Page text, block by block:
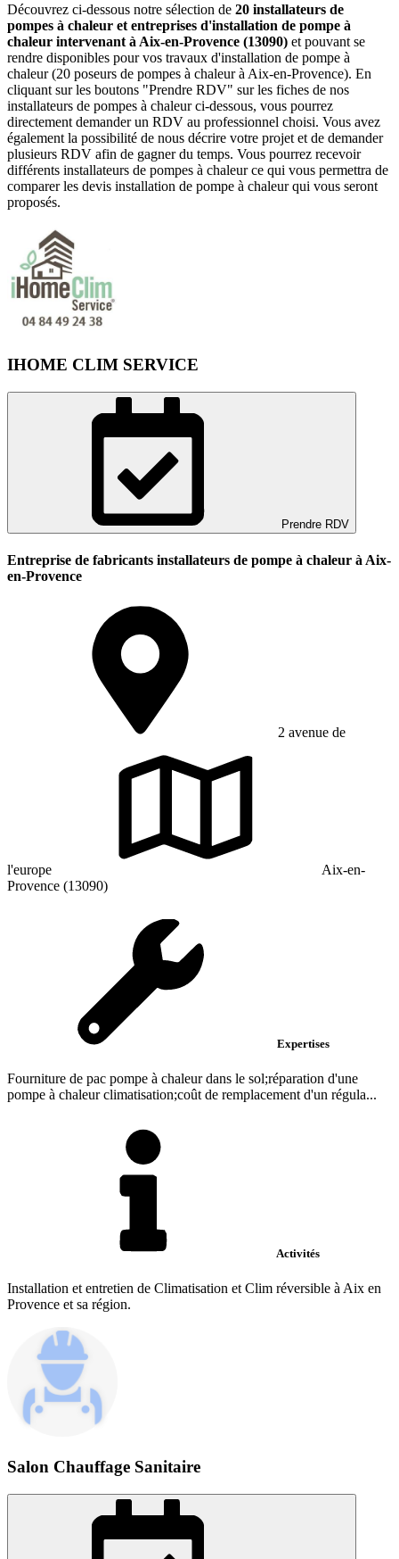
Découvrez ci-dessous notre sélection de 20 installateurs de
pompes à chaleur et entreprises d'installation de pompe à
chaleur intervenant à Aix-en-Provence (13090) et pouvant se
rendre disponibles pour vos travaux d'installation de pompe à
chaleur (20 poseurs de pompes à chaleur à Aix-en-Provence). En
cliquant sur les boutons "Prendre RDV" sur les fiches de nos
installateurs de pompes à chaleur ci-dessous, vous pourrez
directement demander un RDV au professionnel choisi. Vous avez
également la possibilité de nous décrire votre projet et de demander
plusieurs RDV afin de gagner du temps. Vous pourrez recevoir
différents installateurs de pompes à chaleur ce qui vous permettra de
comparer les devis installation de pompe à chaleur qui vous seront
proposés.
IHOME CLIM SERVICE
Prendre RDV
Entreprise de fabricants installateurs de pompe à chaleur à Aix-
en-Provence
2 avenue de
l'europe
Aix-en-
Provence (13090)
Expertises
Fourniture de pac pompe à chaleur dans le sol;réparation d'une
pompe à chaleur climatisation;coût de remplacement d'un régula...
Activités
Installation et entretien de Climatisation et Clim réversible à Aix en
Provence et sa région.
Salon Chauffage Sanitaire